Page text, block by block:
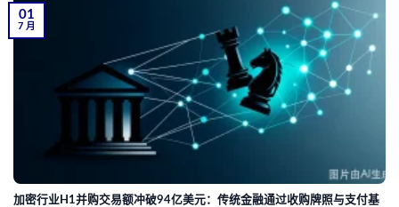
加密行业H1并购交易额冲破94亿美元：传统金融通过收购牌照与支付基
01
7 月